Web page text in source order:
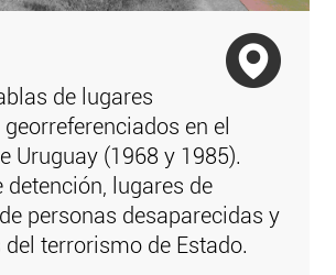
de lugares
en el
Uruguay (1968 y 1985).
detención, lugares de
personas desaparecidas y
terrorismo de Estado.